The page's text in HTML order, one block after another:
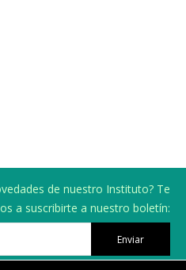
de nuestro Instituto? Te
a suscribirte a nuestro boletín:
Enviar